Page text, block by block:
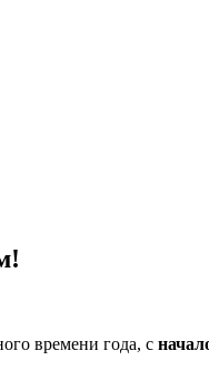
времени года, с